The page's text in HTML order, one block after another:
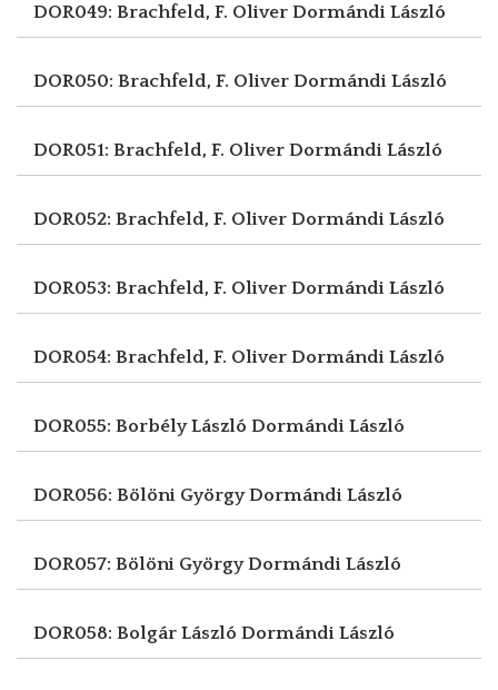
DOR049: Brachfeld, F. Oliver Dormándi László
DOR050: Brachfeld, F. Oliver Dormándi László
DOR051: Brachfeld, F. Oliver Dormándi László
DOR052: Brachfeld, F. Oliver Dormándi László
DOR053: Brachfeld, F. Oliver Dormándi László
DOR054: Brachfeld, F. Oliver Dormándi László
DOR055: Borbély László Dormándi László
DOR056: Bölöni GyörgyDormándi László
DOR057: Bölöni GyörgyDormándi László
DOR058: Bolgár László Dormándi László